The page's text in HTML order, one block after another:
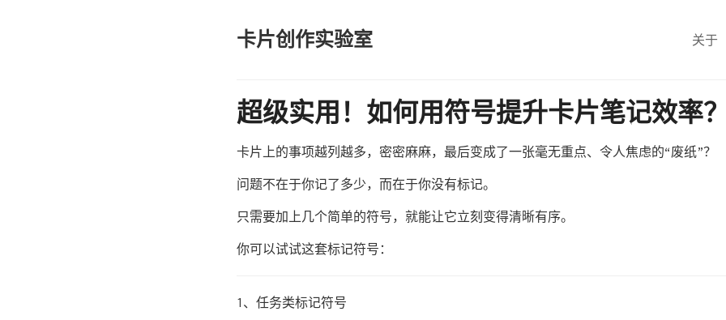
卡片创作实验室 关于
超级实用！如何用符号提升卡片笔记效率
卡片上的事项越列越多，密密麻麻，最后变成了一张毫无重点、令人焦虑的“废纸”？
问题不在于你记了多少，而在于你没有标记。
只需要加上几个简单的符号，就能让它立刻变得清晰有序。
你可以试试这套标记符号：
1、任务类标记符号